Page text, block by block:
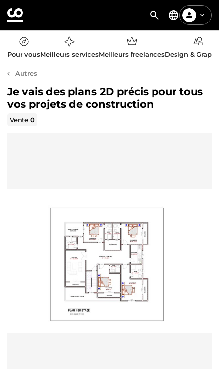
Pour vousMeilleurs servicesMeilleurs freelancesDesign &
Autres
Je vais des plans 2D précis pour tous
vos projets de construction
Vente0